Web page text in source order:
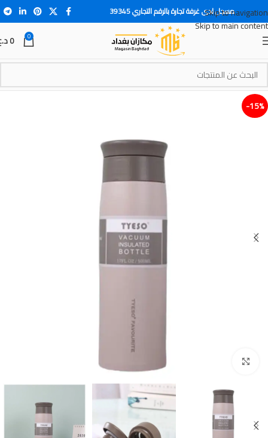
Skip to navigation
Skip to main content
مسجل لدى غرفة تجارة بالرقم التجاري 39345
0
0
15%-